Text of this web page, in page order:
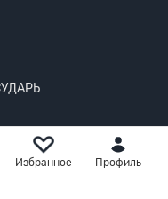
Избранное Профиль